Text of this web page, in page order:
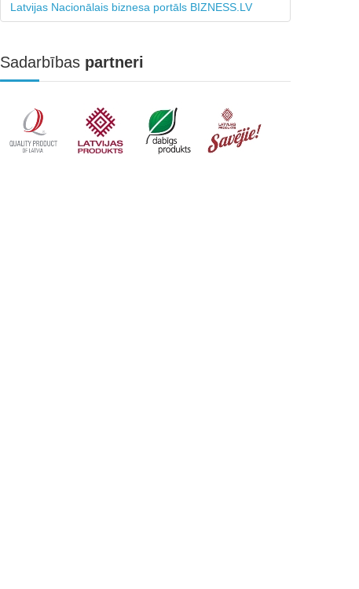
Latvijas Nacionālais biznesa portāls BIZNESS.LV
Sadarbības partneri